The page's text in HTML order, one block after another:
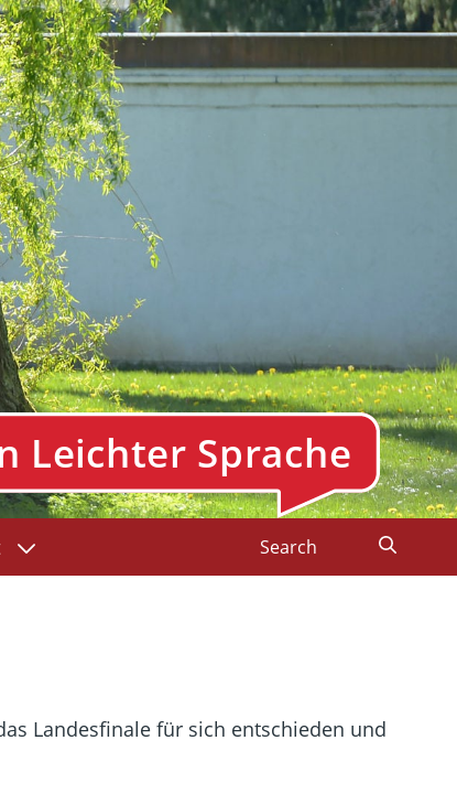
Landesfinale für sich entschieden und